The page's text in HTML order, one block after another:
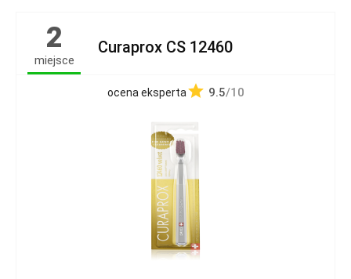
2
miejsce
Curaprox CS 12460
ocena eksperta 9.5/10